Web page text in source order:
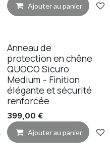
Ajouter au panier
Ajouter à la liste de souhaits
Anneau de
protection en chêne
QUOCO Sicuro
Medium – Finition
élégante et sécurité
renforcée
399,00 €
Ajouter au panier